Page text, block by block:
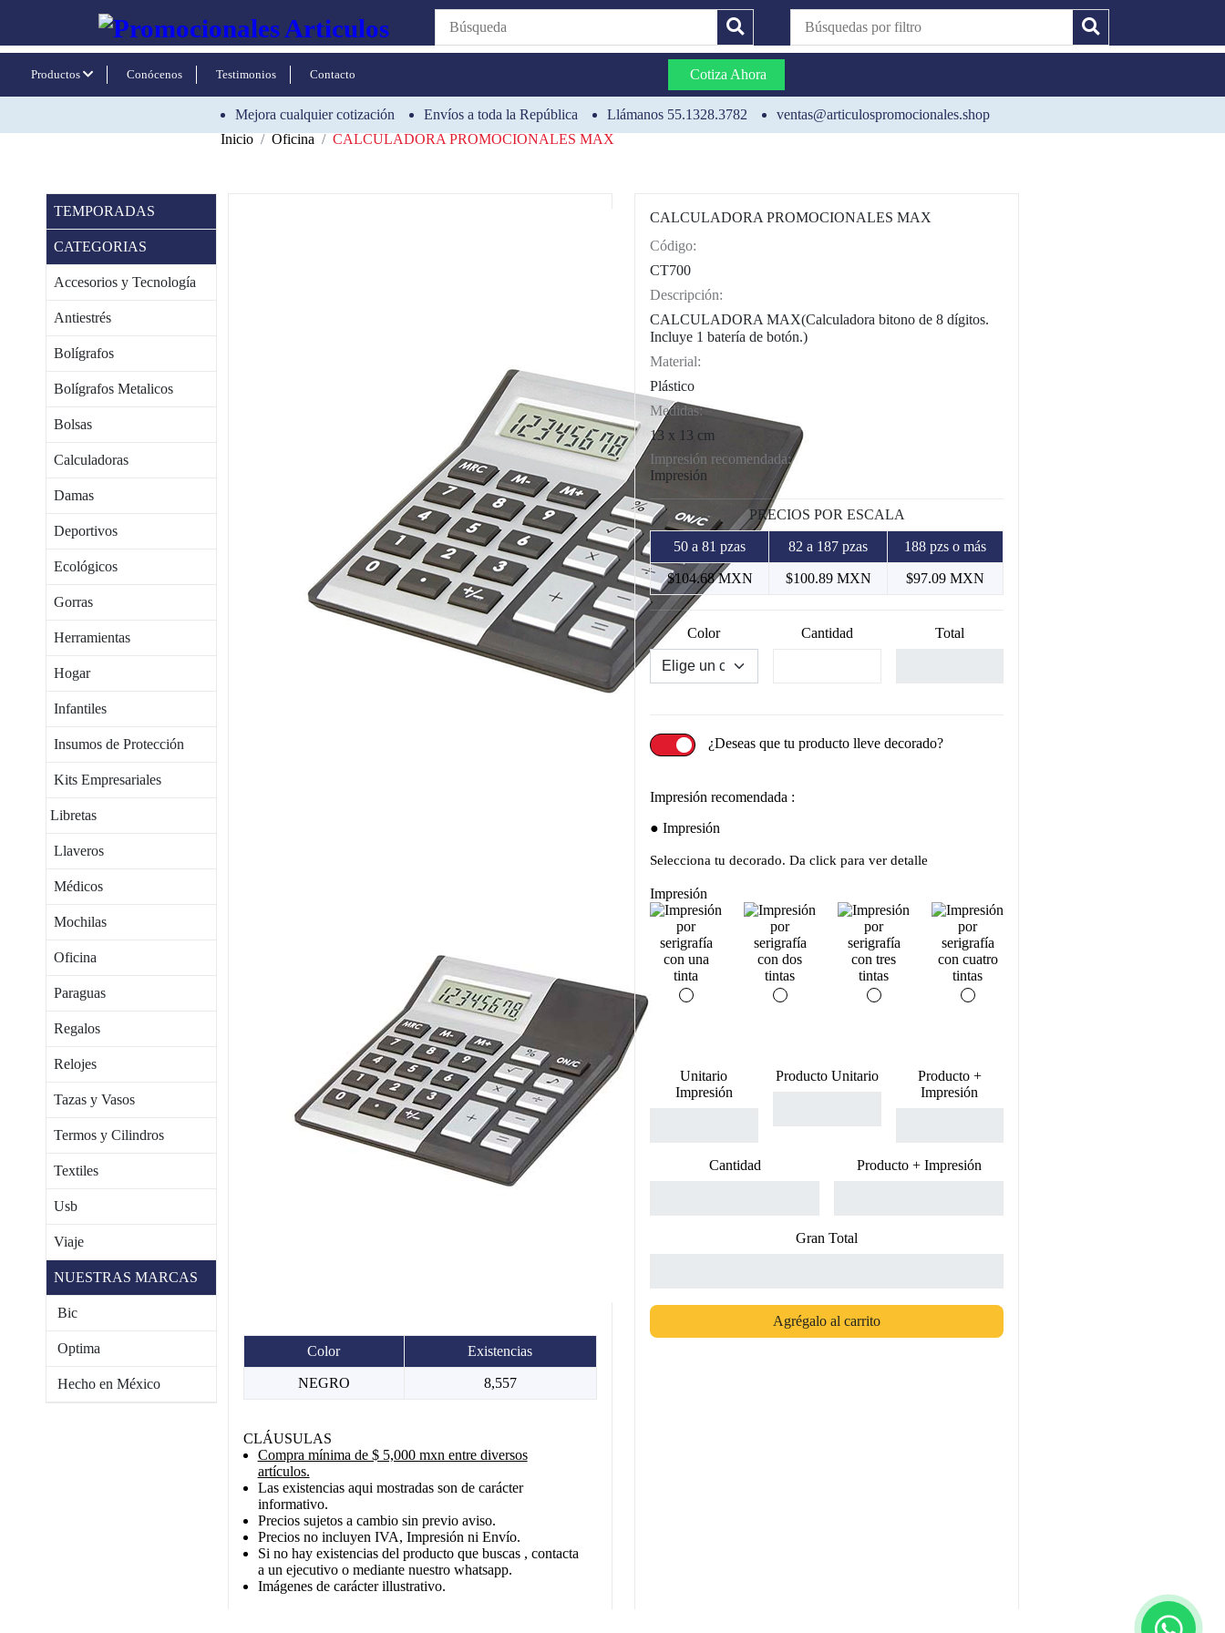
Productos Conócenos Testimonios Contacto Cotiza Ahora
Mejora cualquier cotización Envíos a toda la República Llámanos 55.1328.3782
ventas@articulospromocionales.shop
Inicio
Oficina CALCULADORA PROMOCIONALES MAX
TEMPORADAS
CATEGORIAS
Accesorios y Tecnología
Antiestrés
Bolígrafos
Bolígrafos Metalicos
Bolsas
Calculadoras
Damas
Deportivos
Ecológicos
Gorras
Herramientas
Hogar
Infantiles
Insumos de Protección
Kits Empresariales
Libretas
Llaveros
Médicos
Mochilas
Oficina
Paraguas
Regalos
Relojes
Tazas y Vasos
Termos y Cilindros
Textiles
Usb
Viaje
NUESTRAS MARCAS
Bic
Optima
Hecho en México
Color Existencias
NEGRO 8,557
CLÁUSULAS
Compra mínima de $ 5,000 mxn entre diversos
artículos.
Las existencias aqui mostradas son de carácter
informativo.
Precios sujetos a cambio sin previo aviso.
Precios no incluyen IVA, Impresión ni Envío.
Si no hay existencias del producto que buscas , contacta
a un ejecutivo o mediante nuestro whatsapp.
Imágenes de carácter illustrativo.
CALCULADORA PROMOCIONALES MAX
Código:
CT700
Descripción:
CALCULADORA MAX(Calculadora bitono de 8 dígitos.
Incluye 1 batería de botón.)
Material:
Plástico
Medidas:
13 x 13 cm
Impresión recomendada:
Impresión
PRECIOS POR ESCALA
50 a 81 pzas 82 a 187 pzas 188 pzs o más
$104.68 MXN $100.89 MXN $97.09 MXN
Color Cantidad Total
¿Deseas que tu producto lleve decorado?
Impresión recomendada :
Impresión
Selecciona tu decorado. Da click para ver detalle
Impresión
Unitario
Impresión
Producto Unitario
Producto +
Impresión
Cantidad Producto + Impresión
Gran Total
Agrégalo al carrito